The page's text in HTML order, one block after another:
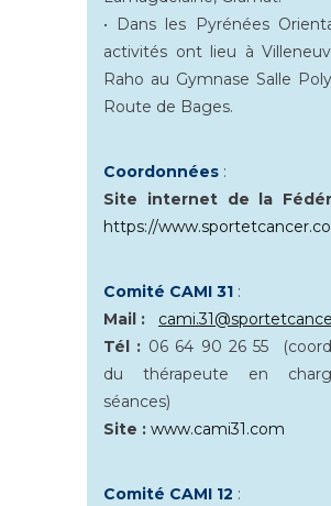
• Dans les Pyrénées
activités ont lieu à
Raho au Gymnase Salle
Route de Bages.
Coordonnées :
Site internet de la
https://
Comité CAMI 31 :
Mail :
Tél : 06 64 90 26 55
du thérapeute en
séances)
Site : www.cami31.com
Comité CAMI 12 :